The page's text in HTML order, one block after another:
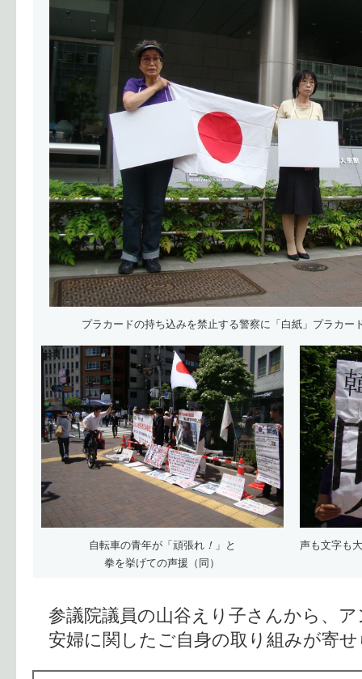
プラカードの持ち込みを禁止する警察に「白紙」プラカー
自転車の青年が「頑張れ！ 」と
拳を挙げての声援（同）
声も文字も
参議院議員の山谷えり子さんから、
安婦に関したご自身の取り組みが寄